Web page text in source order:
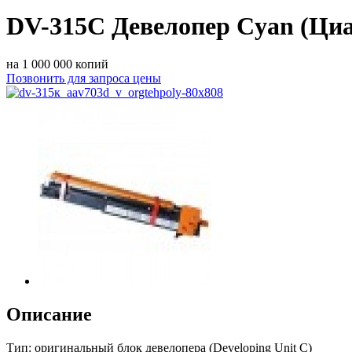
DV-315C Девелопер Cyan
на 1 000 000 копий
Позвонить для запроса цены
Описание
Тип: оригинальный блок девелопера (Developing Unit C)